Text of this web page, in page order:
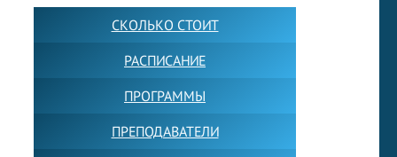
СКОЛЬКО СТОИТ
РАСПИСАНИЕ
ПРОГРАММЫ
ПРЕПОДАВАТЕЛИ